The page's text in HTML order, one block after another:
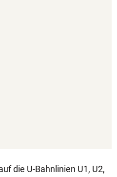
die U-Bahnlinien U1, U2,